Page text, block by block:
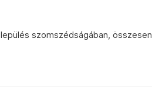
szomszédságában, összesen